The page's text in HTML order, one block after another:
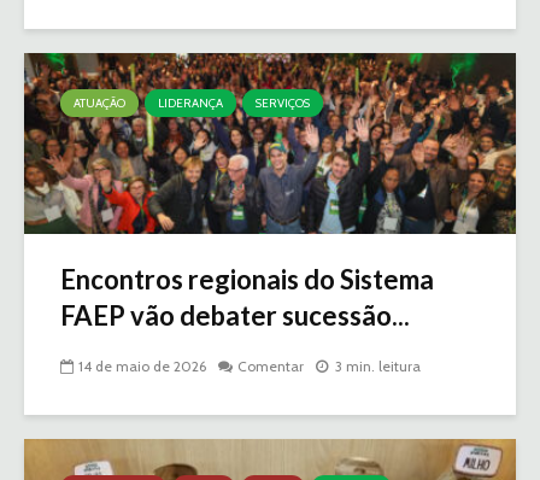
ATUAÇÃO LIDERANÇA SERVIÇOS
Encontros regionais do Sistema
FAEP vão debater sucessão...
14 de maio de 2026 Comentar 3 min. leitura